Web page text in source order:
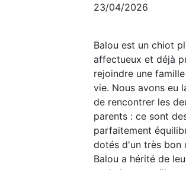
23/04/2026
Balou est un chiot
affectueux et déjà
rejoindre une
vie. Nous avons eu
de rencontrer les
parents : ce sont
parfaitement
dotés d'un très bon
Balou a hérité de